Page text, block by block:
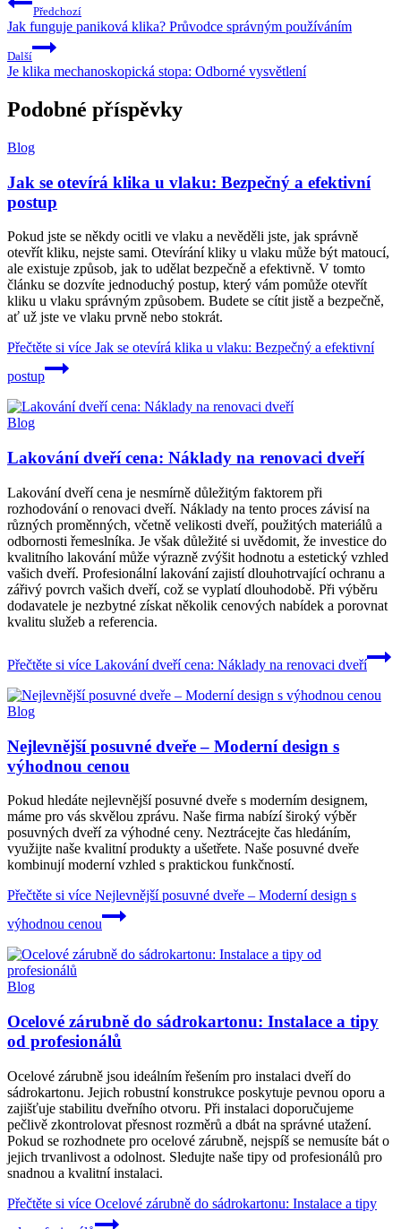
Předchozí
Jak funguje paniková klika? Průvodce správným používáním
Další
Je klika mechanoskopická stopa: Odborné vysvětlení
Podobné příspěvky
Blog
Jak se otevírá klika u vlaku: Bezpečný a efektivní
postup
Pokud jste se někdy ocitli ve vlaku a nevěděli jste, jak správně
otevřít kliku, nejste sami. Otevírání kliky u vlaku může být matoucí,
ale existuje způsob, jak to udělat bezpečně a efektivně. V tomto
článku se dozvíte jednoduchý postup, který vám pomůže otevřít
kliku u vlaku správným způsobem. Budete se cítit jistě a bezpečně,
ať už jste ve vlaku prvně nebo stokrát.
Přečtěte si více Jak se otevírá klika u vlaku: Bezpečný a efektivní
postup
Blog
Lakování dveří cena: Náklady na renovaci dveří
Lakování dveří cena je nesmírně důležitým faktorem při
rozhodování o renovaci dveří. Náklady na tento proces závisí na
různých proměnných, včetně velikosti dveří, použitých materiálů a
odbornosti řemeslníka. Je však důležité si uvědomit, že investice do
kvalitního lakování může výrazně zvýšit hodnotu a estetický vzhled
vašich dveří. Profesionální lakování zajistí dlouhotrvající ochranu a
zářivý povrch vašich dveří, což se vyplatí dlouhodobě. Při výběru
dodavatele je nezbytné získat několik cenových nabídek a porovnat
kvalitu služeb a referencia.
Přečtěte si více Lakování dveří cena: Náklady na renovaci dveří
Blog
Nejlevnější posuvné dveře – Moderní design s
výhodnou cenou
Pokud hledáte nejlevnější posuvné dveře s moderním designem,
máme pro vás skvělou zprávu. Naše firma nabízí široký výběr
posuvných dveří za výhodné ceny. Neztrácejte čas hledáním,
využijte naše kvalitní produkty a ušetřete. Naše posuvné dveře
kombinují moderní vzhled s praktickou funkčností.
Přečtěte si více Nejlevnější posuvné dveře – Moderní design s
výhodnou cenou
Blog
Ocelové zárubně do sádrokartonu: Instalace a tipy
od profesionálů
Ocelové zárubně jsou ideálním řešením pro instalaci dveří do
sádrokartonu. Jejich robustní konstrukce poskytuje pevnou oporu a
zajišťuje stabilitu dveřního otvoru. Při instalaci doporučujeme
pečlivě zkontrolovat přesnost rozměrů a dbát na správné utažení.
Pokud se rozhodnete pro ocelové zárubně, nejspíš se nemusíte bát o
jejich trvanlivost a odolnost. Sledujte naše tipy od profesionálů pro
snadnou a kvalitní instalaci.
Přečtěte si více Ocelové zárubně do sádrokartonu: Instalace a tipy